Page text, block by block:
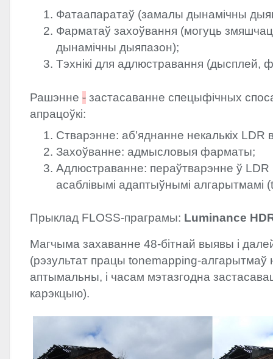
Фатаапаратаў (замалы дынамічны
Фарматаў захоўвання (могуць
дынамічны дыяпазон);
Тэхнікі для адлюстравання (дысплей,
Рашэнне - застасаванне спецыфічных
апрацоўкі:
Стварэнне: аб’яднанне некалькіх LDR
Захоўванне: адмысловыя фарматы;
Адлюстраванне: пераўтварэнне ў LDR
асаблівымі адаптыўнымі алгарытмамі
Прыклад FLOSS-праграмы: Luminance
Магчыма захаванне 48-бітнай выявы і
(рэзультат працы tonemapping-алгарытмаў
аптымальны, і часам мэтазгодна
карэкцыю).